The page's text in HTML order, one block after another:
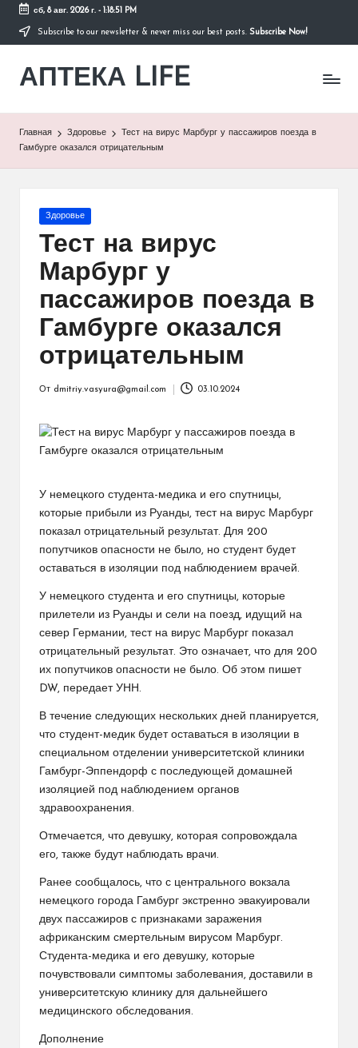
Перейти
содержимому
сб, 8 авг. 2026 г.- 1:18:51 PM
Subscribe to our newsletter & never miss our best posts. Subscribe Now!
АПТЕКА LIFE
сайт
здоровом
Главная Здоровье
Тест на вирус Марбург у пассажиров поезда в
Гамбурге оказался отрицательным
Опубликовано
Здоровье
Тест на вирус
Марбург у
пассажиров поезда в
Гамбурге оказался
отрицательным
От dmitriy.vasyura@gmail.com 03.10.2024
У немецкого студента-медика и его спутницы,
которые прибыли из Руанды, тест на вирус Марбург
показал отрицательный результат. Для 200
попутчиков опасности не было, но студент будет
оставаться в изоляции под наблюдением врачей.
У немецкого студента и его спутницы, которые
прилетели из Руанды и сели на поезд, идущий на
север Германии, тест на вирус Марбург показал
отрицательный результат. Это означает, что для 200
их попутчиков опасности не было. Об этом пишет
DW, передает УНН.
В течение следующих нескольких дней планируется,
что студент-медик будет оставаться в изоляции в
специальном отделении университетской клиники
Гамбург-Эппендорф с последующей домашней
изоляцией под наблюдением органов
здравоохранения.
Отмечается, что девушку, которая сопровождала
его, также будут наблюдать врачи.
Ранее сообщалось, что с центрального вокзала
немецкого города Гамбург экстренно эвакуировали
двух пассажиров с признаками заражения
африканским смертельным вирусом Марбург.
Студента-медика и его девушку, которые
почувствовали симптомы заболевания, доставили в
университетскую клинику для дальнейшего
медицинского обследования.
Дополнение